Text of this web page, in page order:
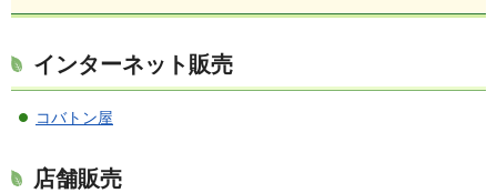
インターネット販売
コバトン屋
店舗販売